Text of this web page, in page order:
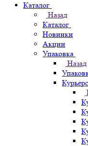
Каталог
Назад
Каталог
Новинки
Акции
Упаковка
Назад